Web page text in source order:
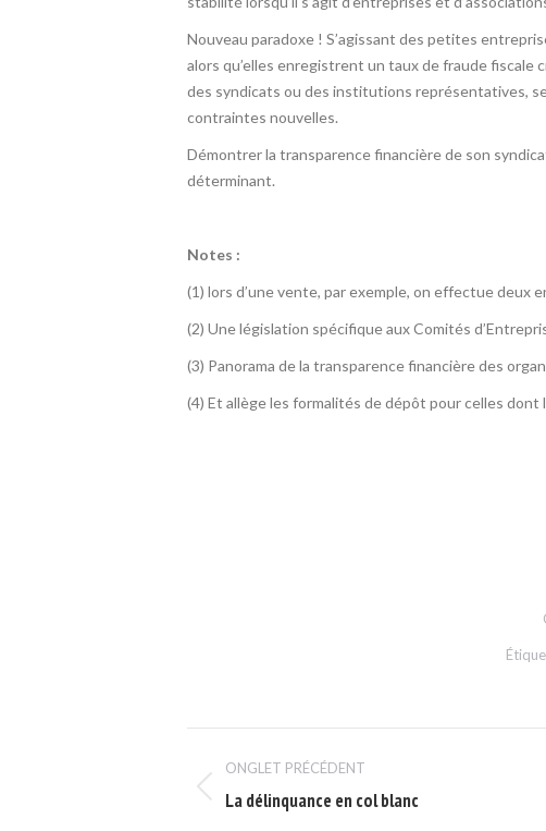
Nouveau paradoxe ! S’agissant des petites
alors qu’elles enregistrent un taux de fraude
des syndicats ou des institutions représentatives,
contraintes nouvelles.
Démontrer la transparence financière de son
déterminant.
Notes :
(1) lors d’une vente, par exemple, on effectue deux
(2) Une législation spécifique aux Comités
(3) Panorama de la transparence financière des
(4) Et allège les formalités de dépôt pour celles dont
Navigation
de
ONGLET PRÉCÉDENT
Onglet
La délinquance en col blanc